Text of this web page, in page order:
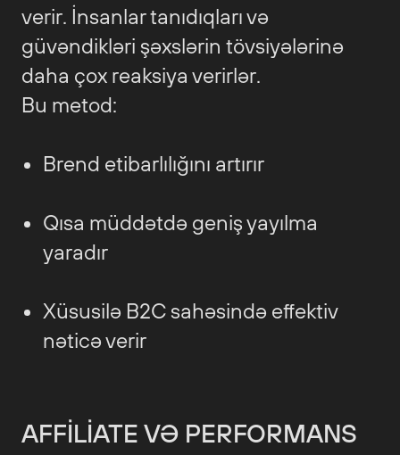
verir. İnsanlar tanıdıqları və
güvəndikləri şəxslərin tövsiyələrinə
daha çox reaksiya verirlər.
Bu metod:
Brend etibarlılığını artırır
Qısa müddətdə geniş yayılma
yaradır
Xüsusilə B2C sahəsində effektiv
nəticə verir
AFFILIATE VƏ PERFORMANS